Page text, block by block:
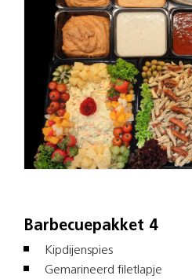
Barbecuepakket 4
Kipdijenspies
Gemarineerd filetlapje